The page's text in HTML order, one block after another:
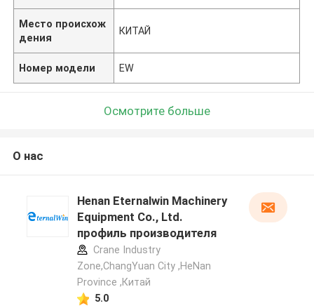
Место происхож
дения
КИТАЙ
Номер модели EW
Осмотрите больше
О нас
Henan Eternalwin Machinery
Equipment Co., Ltd.
профиль производителя
Crane Industry
Zone,ChangYuan City ,HeNan
Province ,Китай
5.0